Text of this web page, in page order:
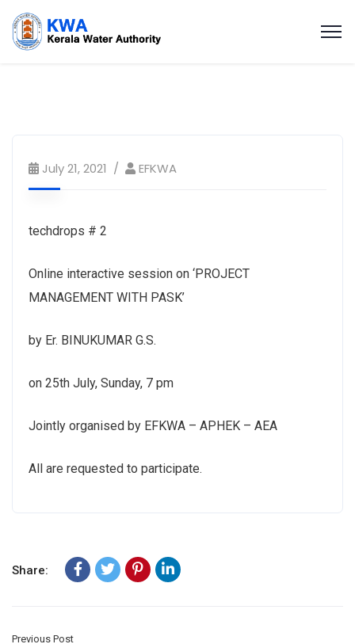
July 21, 2021 EFKWA
techdrops # 2
Online interactive session on ‘PROJECT
MANAGEMENT WITH PASK’
by Er. BINUKUMAR G.S.
on 25th July, Sunday, 7 pm
Jointly organised by EFKWA – APHEK – AEA
All are requested to participate.
Share:
Previous Post